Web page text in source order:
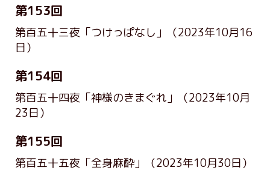
第153回
第百五十三夜「つけっぱなし」
（2023年10月16
日）
第154回
第百五十四夜「神様のきまぐれ」
（2023年10月
23日）
第155回
第百五十五夜「全身麻酔」 （2023年10月30日）